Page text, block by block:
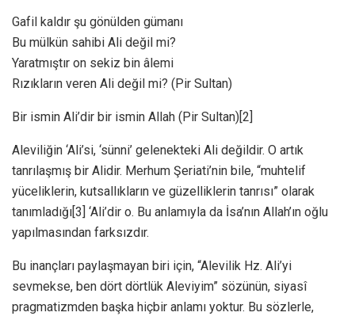
Gafil kaldır şu gönülden gümanı
Bu mülkün sahibi Ali değil mi?
Yaratmıştır on sekiz bin âlemi
Rızıkların veren Ali değil mi? (Pir Sultan)
Bir ismin Ali’dir bir ismin Allah (Pir Sultan)[2]
Aleviliğin ‘Ali’si, ‘sünni’ gelenekteki Ali değildir. O artık
tanrılaşmış bir Alidir. Merhum Şeriati’nin bile, “muhtelif
yüceliklerin, kutsallıkların ve güzelliklerin tanrısı” olarak
tanımladığı[3] ‘Ali’dir o. Bu anlamıyla da İsa’nın Allah’ın oğlu
yapılmasından farksızdır.
Bu inançları paylaşmayan biri için, “Alevilik Hz. Ali’yi
sevmekse, ben dört dörtlük Aleviyim” sözünün, siyasî
pragmatizmden başka hiçbir anlamı yoktur. Bu sözlerle,